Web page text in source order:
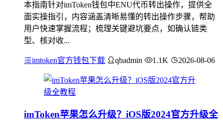
本指南针对imToken钱包中ENU代币转出操作，提供全
面实操指引，内容涵盖清晰易懂的转出操作步骤，帮助
用户快速掌握流程；梳理关键避坑要点，如确认链类
型、核对收...
imtoken官方钱包下载 qbadmin 1.1K 2026-08-06
imToken苹果怎么升级？iOS版2024官方升级全